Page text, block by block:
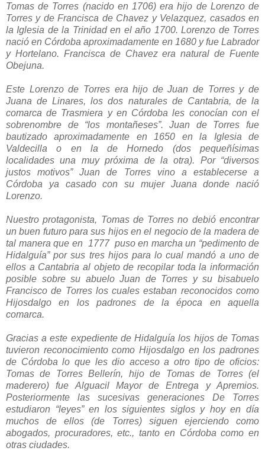
Tomas de Torres (nacido en 1706) era hijo de Lorenzo de
Torres y de Francisca de Chavez y Velazquez, casados en
la Iglesia de la Trinidad en el año 1700. Lorenzo de Torres
nació en Córdoba aproximadamente en 1680 y fue Labrador
y Hortelano. Francisca de Chavez era natural de Fuente
Obejuna.
Este Lorenzo de Torres era hijo de Juan de Torres y de
Juana de Linares, los dos naturales de Cantabria, de la
comarca de Trasmiera y en Córdoba les conocían con el
sobrenombre de “los montañeses”. Juan de Torres fue
bautizado aproximadamente en 1650 en la Iglesia de
Valdecilla o en la de Hornedo (dos pequeñísimas
localidades una muy próxima de la otra). Por “diversos
justos motivos” Juan de Torres vino a establecerse a
Córdoba ya casado con su mujer Juana donde nació
Lorenzo.
Nuestro protagonista, Tomas de Torres no debió encontrar
un buen futuro para sus hijos en el negocio de la madera de
tal manera que en 1777 puso en marcha un “pedimento de
Hidalguía” por sus tres hijos para lo cual mandó a uno de
ellos a Cantabria al objeto de recopilar toda la información
posible sobre su abuelo Juan de Torres y su bisabuelo
Francisco de Torres los cuales estaban reconocidos como
Hijosdalgo en los padrones de la época en aquella
comarca.
Gracias a este expediente de Hidalguía los hijos de Tomas
tuvieron reconocimiento como Hijosdalgo en los padrones
de Córdoba lo que les dio acceso a otro tipo de oficios:
Tomas de Torres Bellerín, hijo de Tomas de Torres (el
maderero) fue Alguacil Mayor de Entrega y Apremios.
Posteriormente las sucesivas generaciones De Torres
estudiaron “leyes” en los siguientes siglos y hoy en día
muchos de ellos (de Torres) siguen ejerciendo como
abogados, procuradores, etc., tanto en Córdoba como en
otras ciudades.